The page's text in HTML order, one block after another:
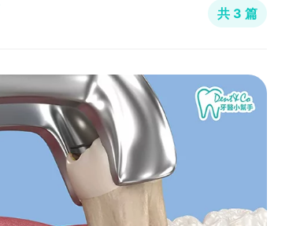
共 3 篇